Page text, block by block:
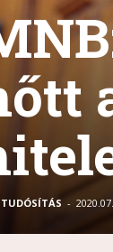
TUDÓSÍTÁS -